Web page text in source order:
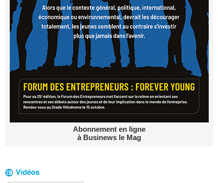
Abonnement en ligne
à Businews le Mag